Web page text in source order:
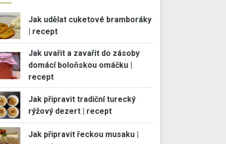
Jak udělat cuketové bramboráky
| recept
Jak uvařit a zavařit do zásoby
domácí boloňskou omáčku |
recept
Jak připravit tradiční turecký
rýžový dezert | recept
Jak připravit řeckou musaku |